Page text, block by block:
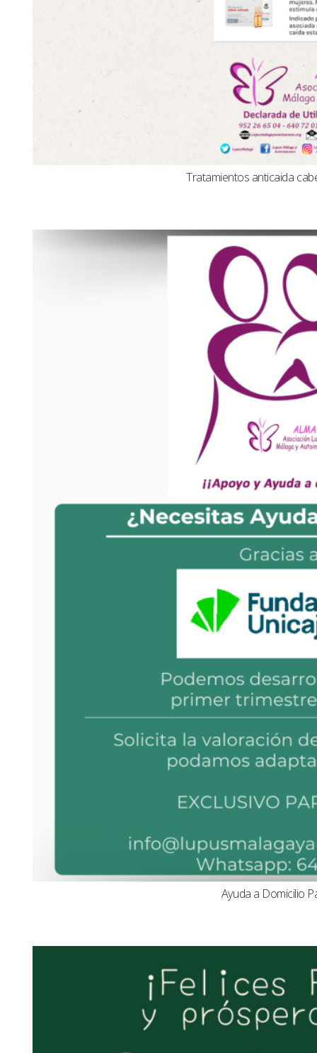
Tratamientos anticaida
Ayuda a Domicilio